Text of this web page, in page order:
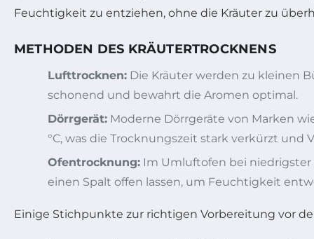
Feuchtigkeit zu entziehen, ohne die Kräuter zu
METHODEN DES KRÄUTERTROCKNENS
Lufttrocknen: Die Kräuter werden zu kleinen
schonend und bewahrt die Aromen optimal.
Dörrgerät: Moderne Dörrgeräte von Marken
°C, was die Trocknungszeit stark verkürzt und
Ofentrocknung: Im Umluftofen bei niedrigster
einen Spalt offen lassen, um Feuchtigkeit
Einige Stichpunkte zur richtigen Vorbereitung vor